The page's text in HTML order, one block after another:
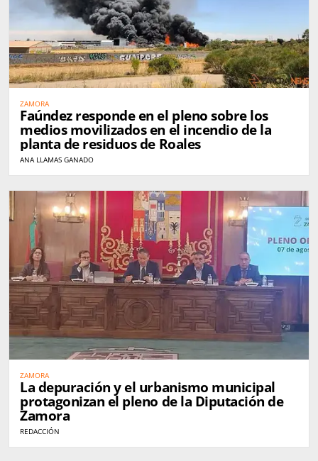
ZAMORA
Faúndez responde en el pleno sobre los
medios movilizados en el incendio de la
planta de residuos de Roales
ANA LLAMAS GANADO
ZAMORA
La depuración y el urbanismo municipal
protagonizan el pleno de la Diputación de
Zamora
REDACCIÓN